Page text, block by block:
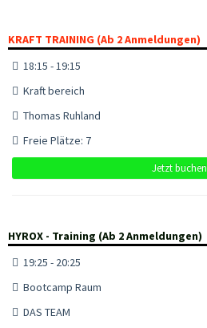
KRAFT TRAINING (Ab 2 Anmeldungen)
18:15 - 19:15
Kraft bereich
Thomas Ruhland
Freie Plätze: 7
Jetzt buchen
HYROX - Training (Ab 2 Anmeldungen)
19:25 - 20:25
Bootcamp Raum
DAS TEAM